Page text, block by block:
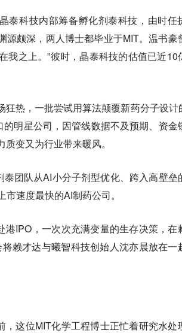
泰科技内部筹备孵化剂泰科技，由时任
颇深，两人博士都毕业于MIT。温书豪
我之上。”彼时，晶泰科技的估值已近10
热，一批尝试用算法颠覆新药分子设计
明星公司，因管线数据不及预期、资金
变又为行业带来暖风。
团队从AI小分子剂型优化、跨入高壁垒
速度最快的AI制药公司。
IPO，一次次充满变量的生存决策，在
赖才达与曦智科技创始人沈亦晨放在一
这位MIT化学工程博士正忙着研究水处